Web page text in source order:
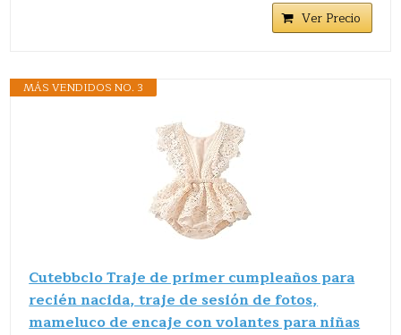
Ver Precio
MÁS VENDIDOS NO. 3
Cutebbclo Traje de primer cumpleaños para
recién nacida, traje de sesión de fotos,
mameluco de encaje con volantes para niñas